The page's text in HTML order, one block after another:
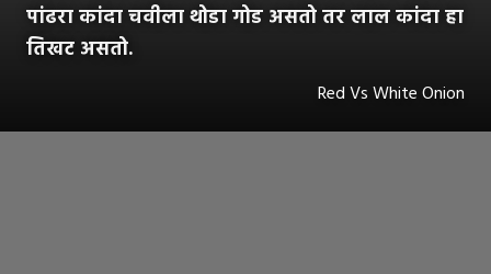
पांढरा कांदा चवीला थोडा गोड असतो तर लाल कांदा हा
तिखट असतो.
Red Vs White Onion